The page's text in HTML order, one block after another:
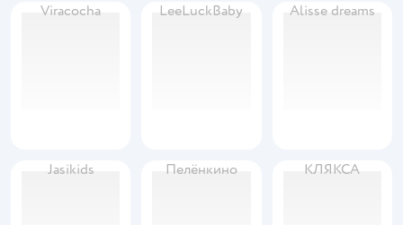
Viracocha LeeLuckBaby Alisse dreams
Jasikids Пелёнкино КЛЯКСА